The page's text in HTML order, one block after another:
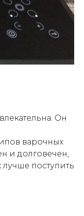
Он
варочных
и долговечен,
поступить